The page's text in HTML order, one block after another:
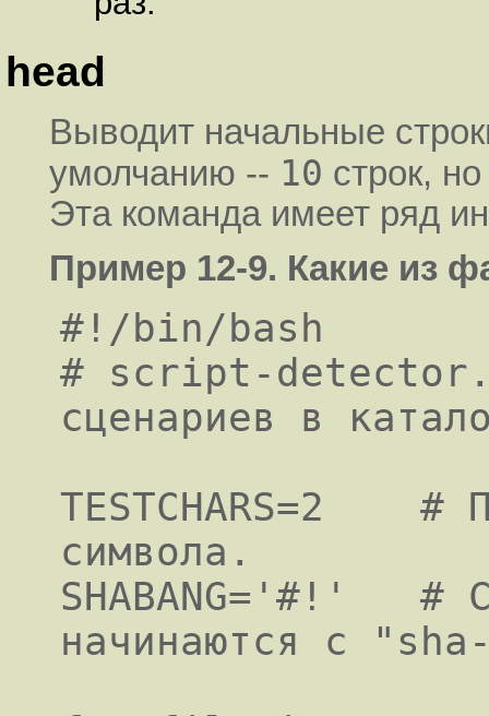
head
Выводит начальные
умолчанию -- 10 строк,
Эта команда имеет ряд
Пример 12-9. Какие из
#!/bin/bash
# script-
сценариев в
TESTCHARS=2    #
символа.
SHABANG='#!'   #
начинаются с